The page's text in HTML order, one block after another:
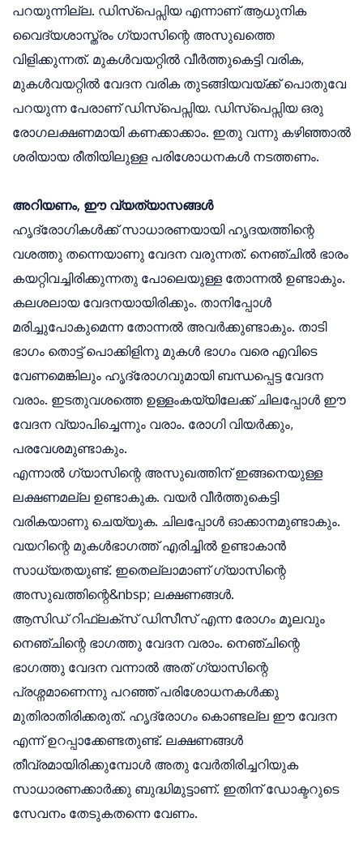
പറയുന്നില്ല. ഡിസ്പെപ്സിയ എന്നാണ് ആധുനിക
വൈദ്യശാസ്ത്രം ഗ്യാസിന്റെ അസുഖത്തെ
വിളിക്കുന്നത്. മുകൾവയറ്റിൽ വീർത്തുകെട്ടി വരിക,
മുകൾവയറ്റിൽ വേദന വരിക തുടങ്ങിയവയ്ക്ക് പൊതുവേ
പറയുന്ന പേരാണ് ഡിസ്പെപ്സിയ. ഡിസ്പെപ്സിയ ഒരു
രോഗലക്ഷണമായി കണക്കാക്കാം. ഇതു വന്നു കഴിഞ്ഞാൽ
ശരിയായ രീതിയിലുള്ള പരിശോധനകൾ നടത്തണം.
അറിയണം, ഈ വ്യത്യാസങ്ങൾ
ഹൃദ്രോഗികൾക്ക് സാധാരണയായി ഹൃദയത്തിന്റെ
വശത്തു തന്നെയാണു വേദന വരുന്നത്. നെഞ്ചിൽ ഭാരം
കയറ്റിവച്ചിരിക്കുന്നതു പോലെയുള്ള തോന്നൽ ഉണ്ടാകും.
കലശലായ വേദനയായിരിക്കും. താനിപ്പോൾ
മരിച്ചുപോകുമെന്ന തോന്നൽ അവർക്കുണ്ടാകും. താടി
ഭാഗം തൊട്ട് പൊക്കിളിനു മുകൾ ഭാഗം വരെ എവിടെ
വേണമെങ്കിലും ഹൃദ്രോഗവുമായി ബന്ധപ്പെട്ട വേദന
വരാം. ഇടതുവശത്തെ ഉള്ളംകയ്യിലേക്ക് ചിലപ്പോൾ ഈ
വേദന വ്യാപിച്ചെന്നും വരാം. രോഗി വിയർക്കും,
പരവേശമുണ്ടാകും.
എന്നാൽ ഗ്യാസിന്റെ അസുഖത്തിന് ഇങ്ങനെയുള്ള
ലക്ഷണമല്ല ഉണ്ടാകുക. വയർ വീർത്തുകെട്ടി
വരികയാണു ചെയ്യുക. ചിലപ്പോൾ ഓക്കാനമുണ്ടാകും.
വയറിന്റെ മുകൾഭാഗത്ത് എരിച്ചിൽ ഉണ്ടാകാൻ
സാധ്യതയുണ്ട്. ഇതെല്ലാമാണ് ഗ്യാസിന്റെ
അസുഖത്തിന്റെ&nbsp; ലക്ഷണങ്ങൾ.
ആസിഡ് റിഫ്ലക്സ് ഡിസീസ് എന്ന രോഗം മൂലവും
നെഞ്ചിന്റെ ഭാഗത്തു വേദന വരാം. നെഞ്ചിന്റെ
ഭാഗത്തു വേദന വന്നാൽ അത് ഗ്യാസിന്റെ
പ്രശ്നമാണെന്നു പറഞ്ഞ് പരിശോധനകൾക്കു
മുതിരാതിരിക്കരുത്. ഹൃദ്രോഗം കൊണ്ടല്ല ഈ വേദന
എന്ന് ഉറപ്പാക്കേണ്ടതുണ്ട്. ലക്ഷണങ്ങൾ
തീവ്രമായിരിക്കുമ്പോൾ അതു വേർതിരിച്ചറിയുക
സാധാരണക്കാർക്കു ബുദ്ധിമുട്ടാണ്. ഇതിന് ഡോക്ടറുടെ
സേവനം തേടുകതന്നെ വേണം.